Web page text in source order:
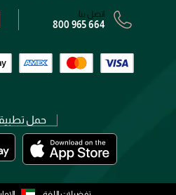
اتصل بنا:
800 965 664
حمل